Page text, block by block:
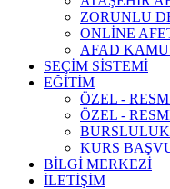
ZORUNLU
ONLİNE
AFAD
SEÇİM SİSTEMİ
EĞİTİM
ÖZEL -
ÖZEL -
KURS
BİLGİ MERKEZİ
İLETİŞİM